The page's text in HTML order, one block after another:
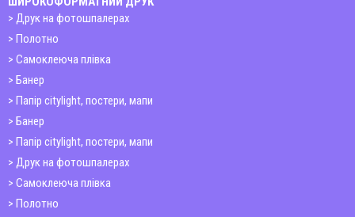
Друк на фотошпалерах
Полотно
Самоклеюча плівка
Банер
Папір citylight, постери, мапи
Банер
Папір citylight, постери, мапи
Друк на фотошпалерах
Самоклеюча плівка
Полотно